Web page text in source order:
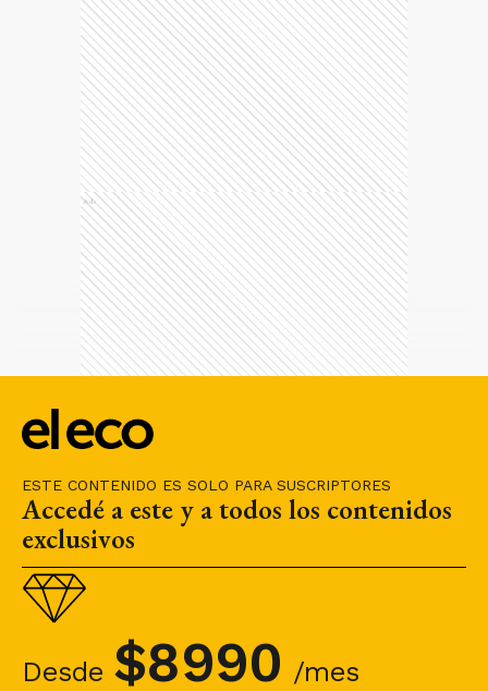
ESTE CONTENIDO ES SOLO PARA SUSCRIPTORES
Accedé a este y a todos los contenidos
exclusivos
Desde $8990 /mes
Ads